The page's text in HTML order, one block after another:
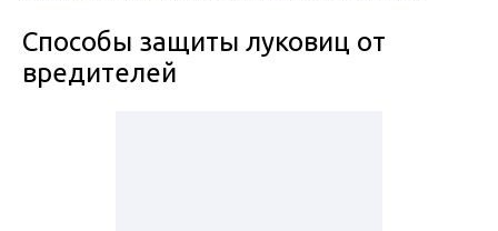
Способы защиты луковиц от
вредителей